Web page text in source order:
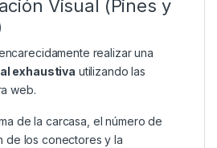
Visual (Pines y
realizar una
exhaustiva utilizando las
web.
de la carcasa, el número de
de los conectores y la